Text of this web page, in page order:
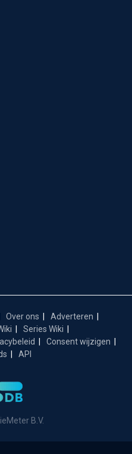
Over ons
Adverteren
Series Wiki
Consent wijzigen
API
B.V.